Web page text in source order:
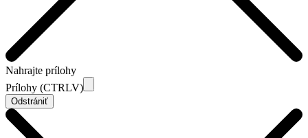
Nahrajte prílohy
Prílohy (CTRLV)
Odstrániť